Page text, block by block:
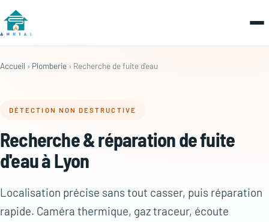
Accueil › Plomberie › Recherche de fuite d'eau
DÉTECTION NON DESTRUCTIVE
Recherche & réparation de fuite
d'eau à Lyon
Localisation précise sans tout casser, puis réparation
rapide. Caméra thermique, gaz traceur, écoute